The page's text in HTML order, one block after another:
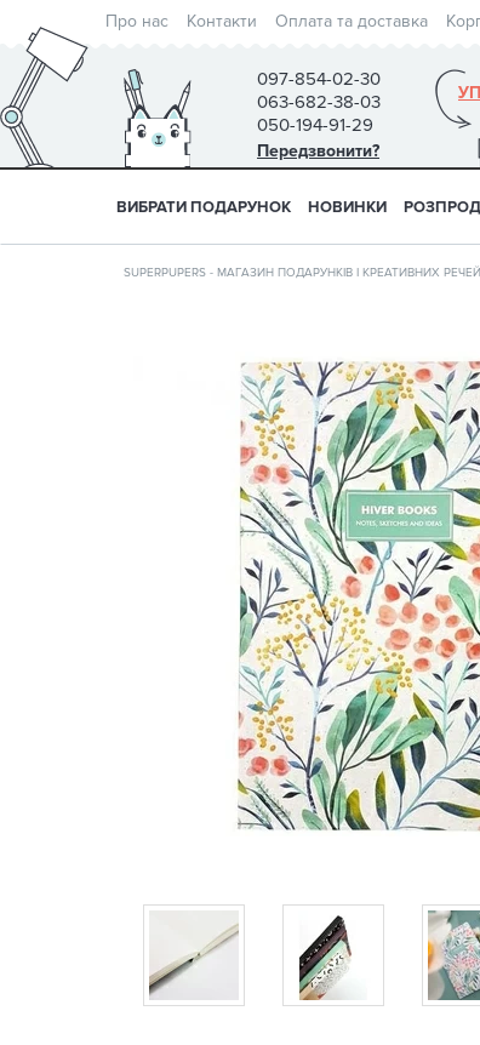
Про нас Контакти Оплата та доставка
097-854-02-30
063-682-38-03
050-194-91-29
Передзвонити?
ВИБРАТИ ПОДАРУНОК НОВИНКИ
SUPERPUPERS - МАГАЗИН ПОДАРУНКІВ І КРЕАТИВНИХ РЕЧЕЙ